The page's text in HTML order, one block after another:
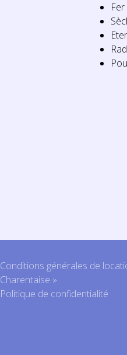
Conditions générales de
Charentaise »
Politique de confidentialité